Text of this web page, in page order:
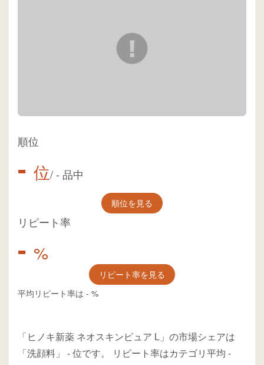
順位
- 位/- 品中
順位を見る
リピート率
- %
リピート率を見る
平均リピート率は - %
「ヒノキ新薬 ネオスキンピュア L」の市場シェアは
「洗顔料」 -位です。 リピート率はカテゴリ平均 -